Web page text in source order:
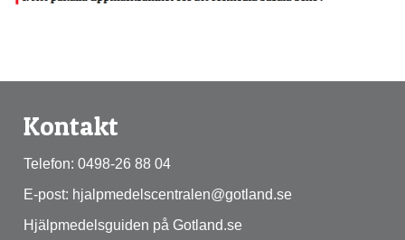
Kontakt
Telefon: 0498-26 88 04
E-post: hjalpmedelscentralen@gotland.se
Hjälpmedelsguiden på Gotland.se